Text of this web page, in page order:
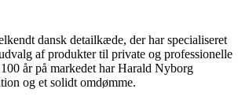
dansk detailkæde, der har specialiseret
af produkter til private og professionelle
år på markedet har Harald Nyborg
og et solidt omdømme.